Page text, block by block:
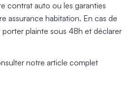
contrat auto ou les garanties
assurance habitation. En cas de
porter plainte sous 48h et déclarer
notre article complet